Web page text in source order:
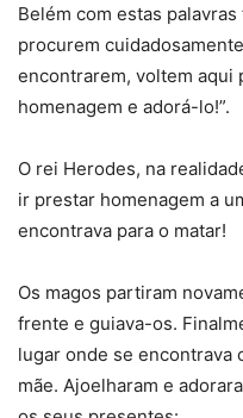
Belém com estas palavras
procurem
encontrarem, voltem aqui
homenagem e adorá-lo!”.
O rei Herodes, na
ir prestar homenagem a
encontrava para o matar!
Os magos partiram
frente e guiava-os.
lugar onde se encontrava
mãe. Ajoelharam e